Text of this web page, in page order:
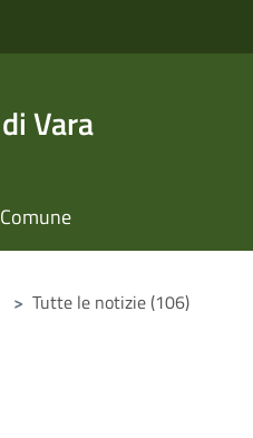
Vara
> Tutte le notizie (106)